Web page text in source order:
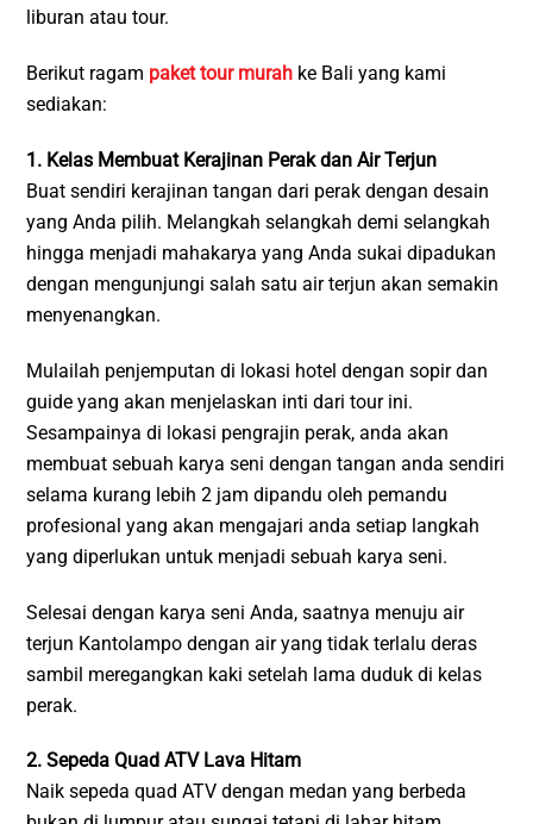
liburan atau tour.
Berikut ragam paket tour murah ke Bali yang kami
sediakan:
1. Kelas Membuat Kerajinan Perak dan Air Terjun
Buat sendiri kerajinan tangan dari perak dengan desain
yang Anda pilih. Melangkah selangkah demi selangkah
hingga menjadi mahakarya yang Anda sukai dipadukan
dengan mengunjungi salah satu air terjun akan semakin
menyenangkan.
Mulailah penjemputan di lokasi hotel dengan sopir dan
guide yang akan menjelaskan inti dari tour ini.
Sesampainya di lokasi pengrajin perak, anda akan
membuat sebuah karya seni dengan tangan anda sendiri
selama kurang lebih 2 jam dipandu oleh pemandu
profesional yang akan mengajari anda setiap langkah
yang diperlukan untuk menjadi sebuah karya seni.
Selesai dengan karya seni Anda, saatnya menuju air
terjun Kantolampo dengan air yang tidak terlalu deras
sambil meregangkan kaki setelah lama duduk di kelas
perak.
2. Sepeda Quad ATV Lava Hitam
Naik sepeda quad ATV dengan medan yang berbeda